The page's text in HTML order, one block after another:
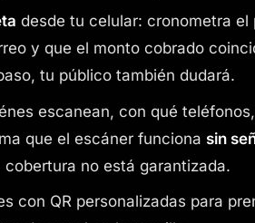
desde tu celular: cronometra el
y que el monto cobrado
tu público también dudará.
escanean, con qué
que el escáner funciona sin
no está garantizada.
con QR personalizadas para